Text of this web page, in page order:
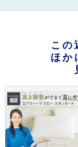
この
ほか